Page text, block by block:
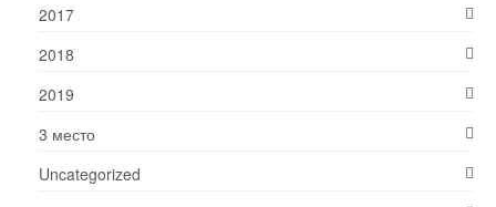
2017
2018
2019
3 место
Uncategorized